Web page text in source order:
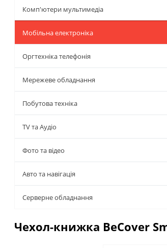
Комп'ютери мультимедіа
Мобільна електроніка
Оргтехніка телефонія
Мережеве обладнання
Побутова техніка
TV та Аудіо
Фото та відео
Авто та навігація
Серверне обладнання
Чехол-книжка BeCover